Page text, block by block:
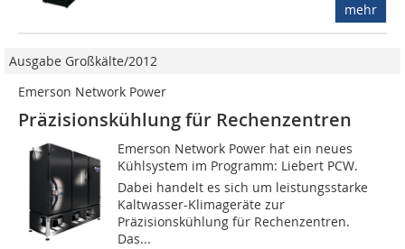
mehr
Ausgabe Großkälte/2012
Emerson Network Power
Präzisionskühlung für Rechenzentren
Emerson Network Power hat ein neues
Kühlsystem im Programm: Liebert PCW.
Dabei handelt es sich um leistungsstarke
Kaltwasser-Klimageräte zur
Präzisionskühlung für Rechenzentren.
Das...